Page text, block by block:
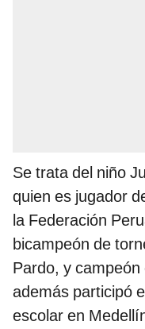
Se trata del niño
quien es jugador
la Federación
bicampeón de
Pardo, y
además participó
escolar en